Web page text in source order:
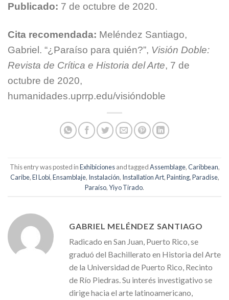
Publicado: 7 de octubre de 2020.
Cita recomendada: Meléndez Santiago,
Gabriel. “¿Paraíso para quién?”, Visión Doble:
Revista de Crítica e Historia del Arte, 7 de
octubre de 2020,
humanidades.uprrp.edu/visióndoble
This entry was posted inExhibicionesand taggedAssemblage,Caribbean,
Caribe,El Lobi,Ensamblaje, Instalación, Installation Art,Painting,Paradise,
Paraíso,Yiyo Tirado.
GABRIEL MELÉNDEZ SANTIAGO
Radicado en San Juan, Puerto Rico, se
graduó del Bachillerato en Historia del Arte
de la Universidad de Puerto Rico, Recinto
de Río Piedras. Su interés investigativo se
dirige hacia el arte latinoamericano,